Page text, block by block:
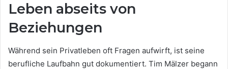
Leben abseits von
Beziehungen
Während sein Privatleben oft Fragen aufwirft, ist seine
berufliche Laufbahn gut dokumentiert. Tim Mälzer begann